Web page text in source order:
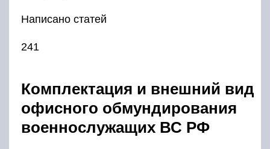
Написано статей
241
Комплектация и внешний вид
офисного обмундирования
военнослужащих ВС РФ